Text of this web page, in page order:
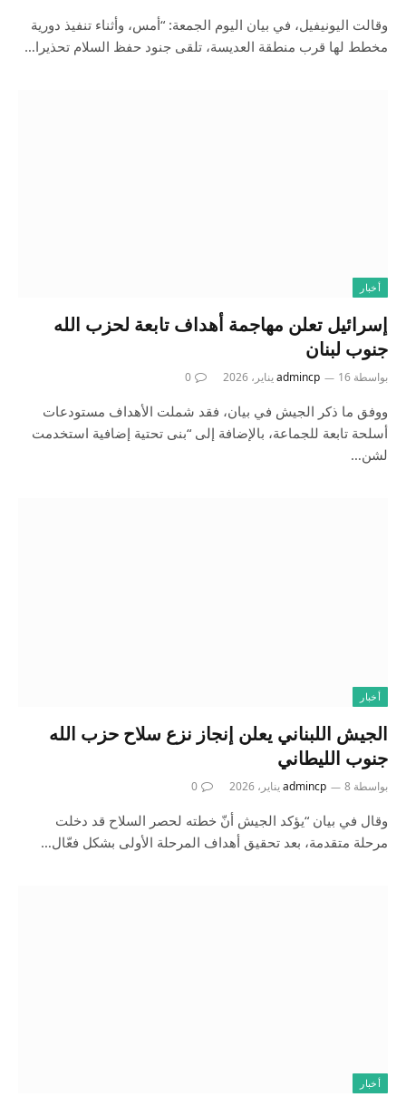
وقالت اليونيفيل، في بيان اليوم الجمعة: “أمس، وأثناء تنفيذ دورية
مخطط لها قرب منطقة العديسة، تلقى جنود حفظ السلام تحذيرا…
أخبار
إسرائيل تعلن مهاجمة أهداف تابعة لحزب الله
جنوب لبنان
بواسطة admincp 16 يناير، 2026 0
ووفق ما ذكر الجيش في بيان، فقد شملت الأهداف مستودعات
أسلحة تابعة للجماعة، بالإضافة إلى “بنى تحتية إضافية استخدمت
لشن…
أخبار
الجيش اللبناني يعلن إنجاز نزع سلاح حزب الله
جنوب الليطاني
بواسطة admincp 8 يناير، 2026 0
وقال في بيان “يؤكد الجيش أنّ خطته لحصر السلاح قد دخلت
مرحلة متقدمة، بعد تحقيق أهداف المرحلة الأولى بشكل فعّال…
أخبار